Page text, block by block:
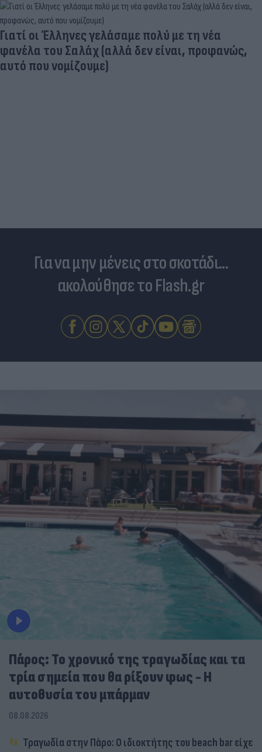
Γιατί οι Έλληνες γελάσαμε πολύ με τη νέα
φανέλα του Σαλάχ (αλλά δεν είναι, προφανώς,
αυτό που νομίζουμε)
Για να μην μένεις στο σκοτάδι...
ακολούθησε το Flash.gr
Πάρος: Το χρονικό της τραγωδίας και τα
τρία σημεία που θα ρίξουν φως - Η
αυτοθυσία του μπάρμαν
08.08.2026
Τραγωδία στην Πάρο: Ο ιδιοκτήτης του beach bar είχε